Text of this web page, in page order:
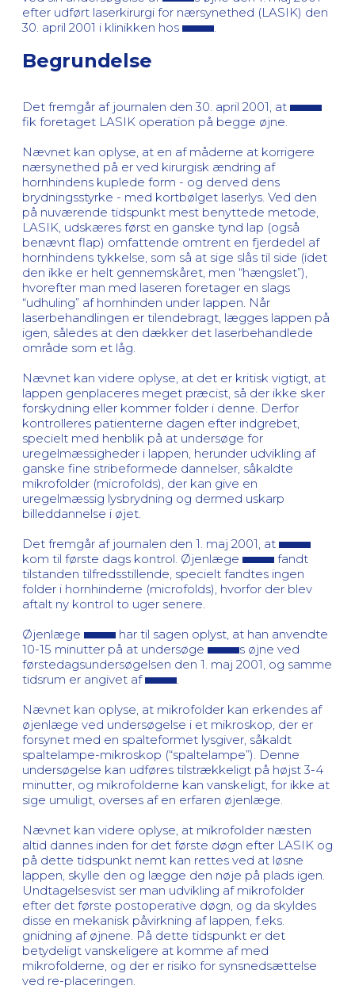
efter udført laserkirurgi for nærsynethed (LASIK) den
30. april 2001 i klinikken hos
Begrundelse
Det fremgår af journalen den 30. april 2001, at
fik foretaget LASIK operation på begge øjne.
Nævnet kan oplyse, at en af måderne at korrigere
nærsynethed på er ved kirurgisk ændring af
hornhindens kuplede form - og derved dens
brydningsstyrke - med kortbølget laserlys. Ved den
på nuværende tidspunkt mest benyttede metode,
LASIK, udskæres først en ganske tynd lap (også
benævnt flap) omfattende omtrent en fjerdedel af
hornhindens tykkelse, som så at sige slås til side (idet
den ikke er helt gennemskåret, men “hængslet”),
hvorefter man med laseren foretager en slags
“udhuling” af hornhinden under lappen. Når
laserbehandlingen er tilendebragt, lægges lappen på
igen, således at den dækker det laserbehandlede
område som et låg.
Nævnet kan videre oplyse, at det er kritisk vigtigt, at
lappen genplaceres meget præcist, så der ikke sker
forskydning eller kommer folder i denne. Derfor
kontrolleres patienterne dagen efter indgrebet,
specielt med henblik på at undersøge for
uregelmæssigheder i lappen, herunder udvikling af
ganske fine stribeformede dannelser, såkaldte
mikrofolder (microfolds), der kan give en
uregelmæssig lysbrydning og dermed uskarp
billeddannelse i øjet.
Det fremgår af journalen den 1. maj 2001, at
kom til første dags kontrol. Øjenlæge
fandt
tilstanden tilfredsstillende, specielt fandtes ingen
folder i hornhinderne (microfolds), hvorfor der blev
aftalt ny kontrol to uger senere.
Øjenlæge
har til sagen oplyst, at han anvendte
10-15 minutter på at undersøge
s øjne ved
førstedagsundersøgelsen den 1. maj 2001, og samme
tidsrum er angivet af
Nævnet kan oplyse, at mikrofolder kan erkendes af
øjenlæge ved undersøgelse i et mikroskop, der er
forsynet med en spalteformet lysgiver, såkaldt
spaltelampe-mikroskop (“spaltelampe”). Denne
undersøgelse kan udføres tilstrækkeligt på højst 3-4
minutter, og mikrofolderne kan vanskeligt, for ikke at
sige umuligt, overses af en erfaren øjenlæge.
Nævnet kan videre oplyse, at mikrofolder næsten
altid dannes inden for det første døgn efter LASIK og
på dette tidspunkt nemt kan rettes ved at løsne
lappen, skylle den og lægge den nøje på plads igen.
Undtagelsesvist ser man udvikling af mikrofolder
efter det første postoperative døgn, og da skyldes
disse en mekanisk påvirkning af lappen, f.eks.
gnidning af øjnene. På dette tidspunkt er det
betydeligt vanskeligere at komme af med
mikrofolderne, og der er risiko for synsnedsættelse
ved re-placeringen.